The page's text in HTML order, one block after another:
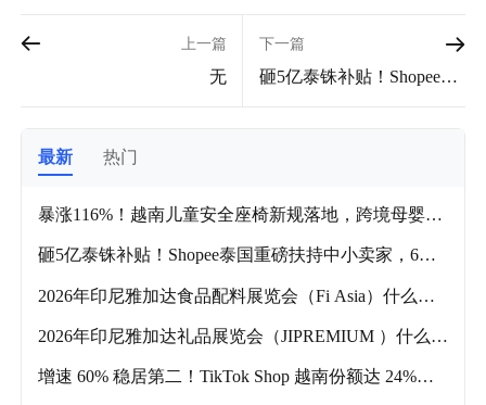
上一篇
无
下一篇
砸5亿泰铢补贴！Shopee泰
最新
热门
暴涨116%！越南儿童安全座椅新规落地，跨境母婴品
砸5亿泰铢补贴！Shopee泰国重磅扶持中小卖家，6个
2026年印尼雅加达食品配料展览会（Fi Asia）什么时
2026年印尼雅加达礼品展览会（JIPREMIUM ）什么时
增速 60% 稳居第二！TikTok Shop 越南份额达 24%，